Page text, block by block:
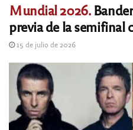
Mundial 2026.
previa de la semifinal
15 de julio de 2026